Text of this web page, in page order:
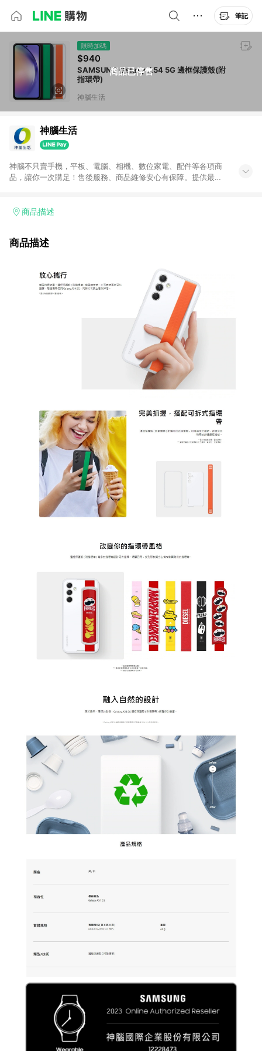
筆記
商品已停售
限時加碼
$940
SAMSUNG Galaxy A54 5G 邊框保護殼(附
指環帶)
神腦生活
神腦生活
神腦不只賣手機，平板、電腦、相機、數位家電、配件等各項商
品，讓你一次購足！售後服務、商品維修安心有保障。提供最新
商品描述
商品描述